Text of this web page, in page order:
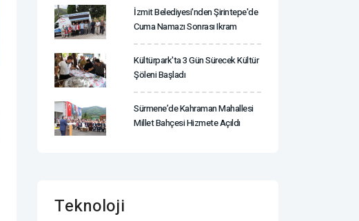
İzmit Belediyesi'nden Şirintepe'de
Cuma Namazı Sonrası Ikram
Kültürpark'ta 3 Gün Sürecek Kültür
Şöleni Başladı
Sürmene’de Kahraman Mahallesi
Millet Bahçesi Hizmete Açıldı
Teknoloji